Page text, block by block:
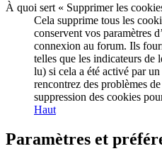
À quoi sert « Supprimer les
Cela supprime tous les
conservent vos paramètres
connexion au forum. Ils
telles que les indicateurs de
lu) si cela a été activé par
rencontrez des problèmes
suppression des cookies
Haut
Paramètres et